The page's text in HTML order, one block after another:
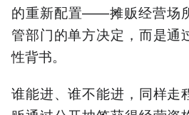
的重新配置——摊贩经营场
管部门的单方决定，而是通
性背书。
谁能进、谁不能进，同样走